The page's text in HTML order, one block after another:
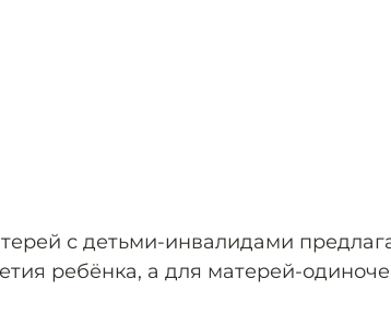
с детьми-инвалидами
ребёнка, а для матерей-